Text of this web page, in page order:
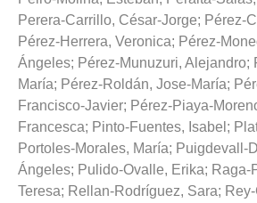
Perera-Carrillo, César-Jorge; Pérez-
Pérez-Herrera, Veronica; Pérez-
Ángeles; Pérez-Munuzuri, Alejandro;
María; Pérez-Roldán, Jose-María;
Francisco-Javier; Pérez-Piaya-
Francesca; Pinto-Fuentes, Isabel ;
Portoles-Morales, María; Puigdevall-
Ángeles; Pulido-Ovalle, Erika; Raga-
Teresa; Rellan-Rodríguez, Sara;